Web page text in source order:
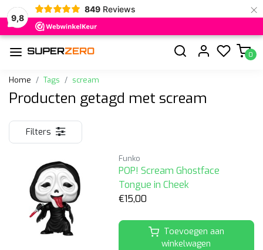
9,8
849 Reviews ×
0
Home Tags scream
Producten getagd met scream
Filters
Funko
POP! Scream Ghostface
Tongue in Cheek
€15,00
Toevoegen aan
winkelwagen